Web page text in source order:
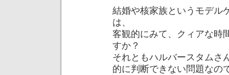
結婚や核家族というモデル
は、
客観的にみて、クィアな時
すか？
それともハルバースタムさ
的に判断できない問題なの